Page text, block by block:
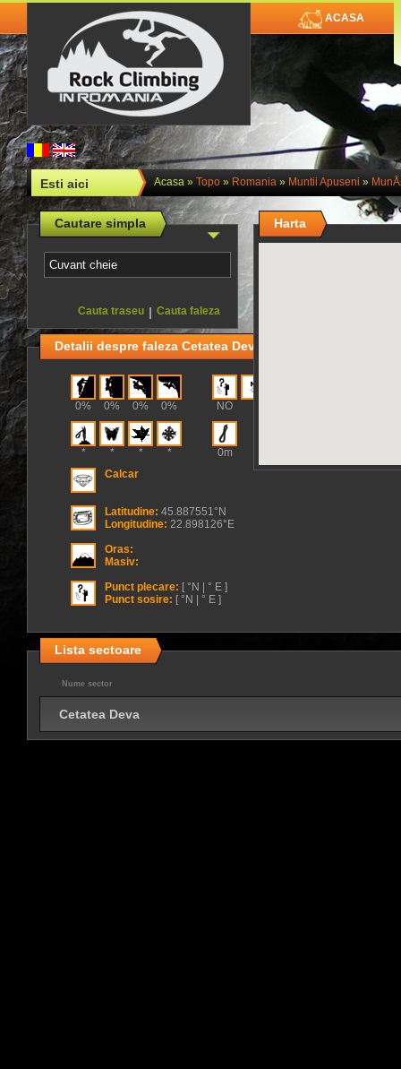
ACASA
Esti aici Acasa» Topo» Romania» Muntii Apuseni »
Cautare simpla
Cauta faleza
|
Cauta traseu
Harta
Detalii despre faleza Cetatea Deva
0% 0% 0% 0% NO
* * * *
0m
Calcar
Latitudine:45.887551°N
Longitudine:22.898126°E
Oras:
Masiv:
Punct plecare: [ °N | ° E ]
Punct sosire: [ °N | ° E ]
Lista sectoare
Nume sector
Cetatea Deva